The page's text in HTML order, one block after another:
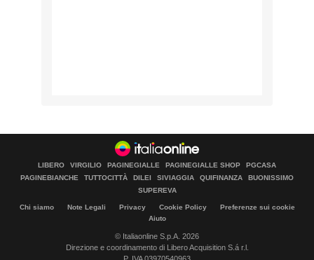
LIBERO VIRGILIO PAGINEGIALLE PAGINEGIALLE SHOP
PGCASA
PAGINEBIANCHE
TUTTOCITTÀ DILEI SIVIAGGIA QUIFINANZA
BUONISSIMO
SUPEREVA
Chi siamo Note Legali Privacy Cookie Policy
Preferenze sui cookie
Aiuto
© Italiaonline S.p.A. 2026
Direzione e coordinamento di Libero Acquisition S.á r.l.